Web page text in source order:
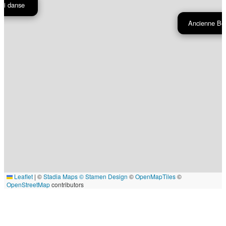
Ancienne
danse
Leaflet | ©Stadia Maps© Stamen Design ©OpenMapTiles©
OpenStreetMapcontributors